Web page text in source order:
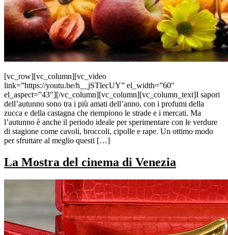
[vc_row][vc_column][vc_video
link=”https://youtu.be/h__jSTlecUY” el_width=”60″
el_aspect=”43″][/vc_column][vc_column][vc_column_text]I sapori
dell’autunno sono tra i più amati dell’anno, con i profumi della
zucca e della castagna che riempiono le strade e i mercati. Ma
l’autunno è anche il periodo ideale per sperimentare con le verdure
di stagione come cavoli, broccoli, cipolle e rape. Un ottimo modo
per sfruttare al meglio questi […]
La Mostra del cinema di Venezia